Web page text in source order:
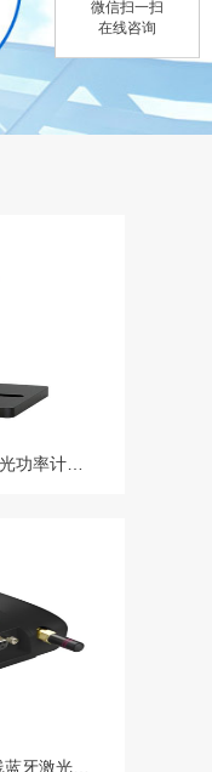
微信扫一扫
在线咨询